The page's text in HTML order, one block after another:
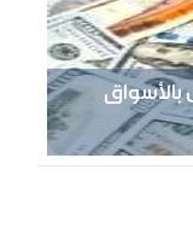
2 أغسطس بالأسواق